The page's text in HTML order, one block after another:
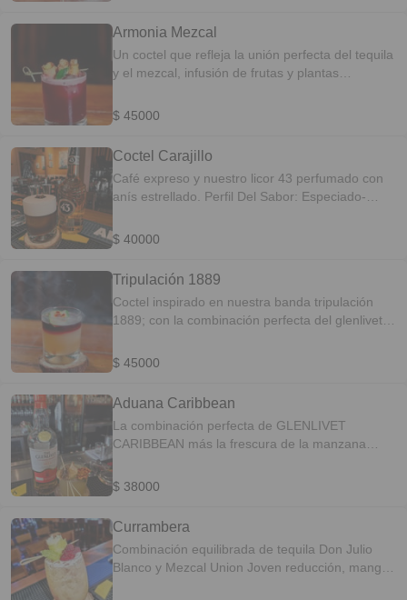
Refrescante
Armonia Mezcal
Un coctel que refleja la unión perfecta del tequila
y el mezcal, infusión de frutas y plantas
amaderada, zumo de mandarina, sal, tajín
$ 45000
Coctel Carajillo
Café expreso y nuestro licor 43 perfumado con
anís estrellado. Perfil Del Sabor: Especiado-
$ 40000
Tripulación 1889
Coctel inspirado en nuestra banda tripulación
1889; con la combinación perfecta del glenlivet
verde infusión con banano notas citricas, vermut
$ 45000
Aduana Caribbean
La combinación perfecta de GLENLIVET
CARIBBEAN más la frescura de la manzana
con vermut fierro para realzar las notas a
$ 38000
Currambera
Combinación equilibrada de tequila Don Julio
Blanco y Mezcal Union Joven reducción, mango